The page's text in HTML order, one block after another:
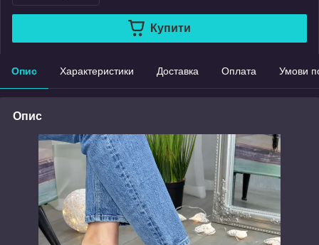
Купити
Опис Характеристики Доставка Оплата Умови
Опис